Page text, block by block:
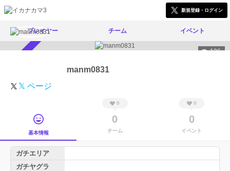
新規登録・ログイン
プレイヤー チーム イベント
136
manm0831
𝕏 ページ
基本情報
0
0
チーム
0
0
イベント
ガチエリア
ガチヤグラ